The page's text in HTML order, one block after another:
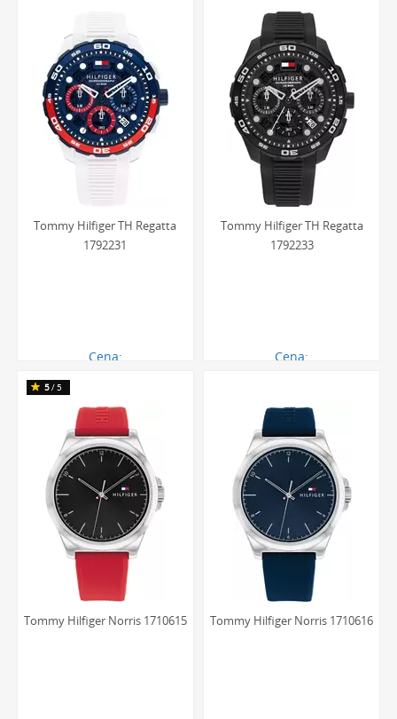
Tommy Hilfiger TH Regatta
1792231
Cena:
Tommy Hilfiger TH Regatta
1792233
Cena:
Tommy Hilfiger Norris 1710615
5/5
Tommy Hilfiger Norris 1710616